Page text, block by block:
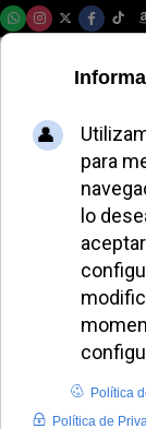
El
un
en